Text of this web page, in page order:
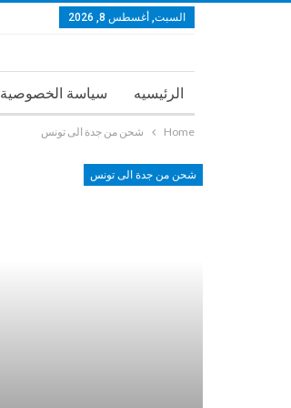
السبت, أغسطس 8, 2026
الرئيسيه سياسة الخصوصية
Home شحن من جدة الى تونس
شحن من جدة الى تونس